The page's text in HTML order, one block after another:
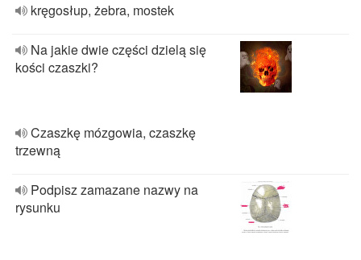
kręgosłup, żebra, mostek
Na jakie dwie części dzielą się
kości czaszki?
Czaszkę mózgowia, czaszkę
trzewną
Podpisz zamazane nazwy na
rysunku